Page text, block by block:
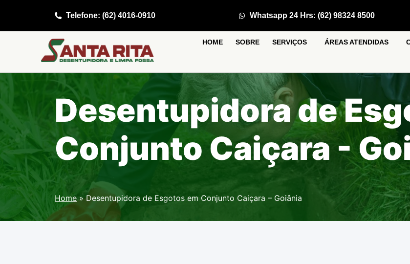
Telefone: (62) 4016-0910 Whatsapp 24 Hrs: (62) 98324 8500
HOME SOBRE SERVIÇOS ÁREAS ATENDIDAS
Desentupidora de
Conjunto Caiçara -
Home»Desentupidora de Esgotos em Conjunto Caiçara – Goiânia